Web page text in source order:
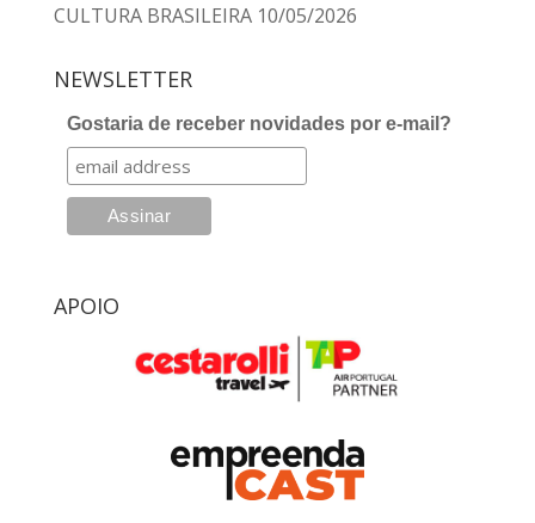
CULTURA BRASILEIRA 10/05/2026
NEWSLETTER
Gostaria de receber novidades por e-mail?
APOIO